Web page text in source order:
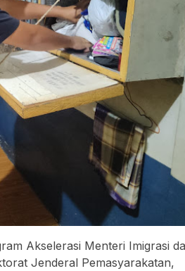
Akselerasi Menteri Imigrasi
Jenderal Pemasyarakatan,